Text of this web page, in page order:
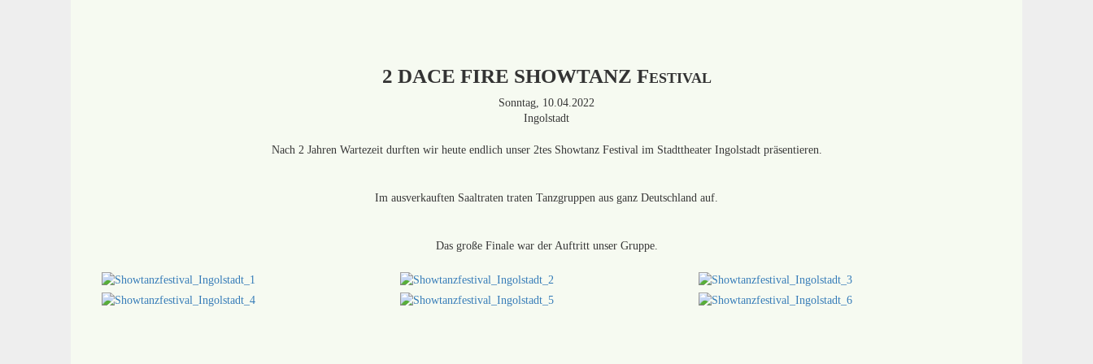
2 DACE FIRE SHOWTANZ Festival
Sonntag, 10.04.2022
Ingolstadt
Nach 2 Jahren Wartezeit durften wir heute endlich unser 2tes Showtanz Festival im Stadttheater Ingolstadt präsentieren.
Im ausverkauften Saaltraten traten Tanzgruppen aus ganz Deutschland auf.
Das große Finale war der Auftritt unser Gruppe.